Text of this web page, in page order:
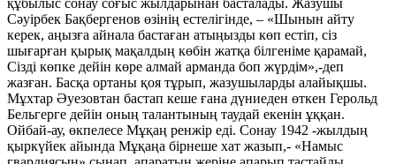
Сәуірбек Бақбергенов өзінің естелігінде, – «Шынын айту
керек, аңызға айнала бастаған атыңызды көп естіп, сіз
шығарған қырық мақалдың көбін жатқа білгеніме қарамай,
Сізді көпке дейін көре алмай арманда боп жүрдім»,-деп
жазған. Басқа ортаны қоя тұрып, жазушыларды алайықшы.
Мұхтар Әуезовтан бастап кеше ғана дүниеден өткен Герольд
Бельгерге дейін оның талантының таудай екенін ұққан.
Ойбай-ау, өкпелесе Мұқаң ренжір еді. Сонау 1942 -жылдың
қыркүйек айында Мұқаңа бірнеше хат жазып,- «Намыс